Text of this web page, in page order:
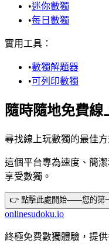
•迷你數獨
•每日數獨
實用工具：
•數獨解題器
•可列印數獨
隨時隨地免費線
尋找線上玩數獨的最佳方
這個平台專為速度、簡
享受數獨。
👉 點擊此處開始——您的第
onlinesudoku.io
終極免費數獨體驗，提